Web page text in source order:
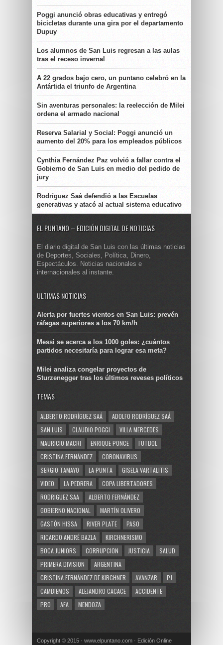
Poggi anunció obras educativas y entregó
bicicletas durante una gira por el departamento
Dupuy
Los alumnos de San Luis regresan a las aulas
tras el receso invernal
A 22 grados bajo cero, un puntano celebró en la
Antártida el triunfo de Argentina
Sin aventuras personales: la reelección de Milei
ordena el armado nacional
Reserva Salarial y Social: Poggi anunció un
aumento del 20% para los empleados públicos
Cynthia Fernández Paz volvió a fallar contra el
Gobierno de San Luis en medio del pedido de
jury
Rodríguez Saá defendió a las Escuelas
generativas y atacó al actual sistema educativo
EL PUNTANO – EDICIÓN DIGITAL DE NOTICIAS
El diario digital de San Luis con las últimas noticias
de Deportes, Sociales, Política, Dinero,
Espectáculos. Noticias nacionales e
internacionales al instante.
ULTIMAS NOTICIAS
Alerta por fuertes vientos en San Luis: prevén
ráfagas superiores a los 70 km/h
Messi se acerca a los 1000 goles: ¿cuántos
partidos necesitaría para lograr esa meta?
Milei analiza congelar proyectos de
Sturzenegger tras los últimos reveses políticos
TEMAS
ALBERTO RODRÍGUEZ SAÁ
ADOLFO RODRÍGUEZ SAÁ
SAN LUIS
CLAUDIO POGGI
VILLA MERCEDES
MAURICIO MACRI
ENRIQUE PONCE
FUTBOL
CRISTINA FERNÁNDEZ
CORONAVIRUS
SERGIO TAMAYO
LA PUNTA
GISELA VARTALITIS
VIDEO
LA PEDRERA
COPA LIBERTADORES
RODRIGUEZ SAA
ALBERTO FERNÁNDEZ
GOBIERNO NACIONAL
MARTÍN OLIVERO
GASTÓN HISSA
RIVER PLATE
PASO
RICARDO ANDRÉ BAZLA
KIRCHNERISMO
BOCA JUNIORS
CORRUPCION JUSTICIA
SALUD
PRIMERA DIVISION
ARGENTINA
CRISTINA FERNÁNDEZ DE KIRCHNER
AVANZAR
PJ
CAMBIEMOS
ALEJANDRO CACACE
ACCIDENTE
PRO
AFA MENDOZA
Copyright © 2015 · www.elpuntano.com · Edición Online